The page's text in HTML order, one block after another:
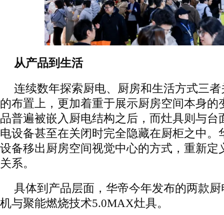
从产品到生活
连续数年探索厨电、厨房和生活方式三
的布置上，更加着重于展示厨房空间本身的
品普遍被嵌入厨电结构之后，而灶具则与台
电设备甚至在关闭时完全隐藏在厨柜之中。
设备移出厨房空间视觉中心的方式，重新定
关系。
具体到产品层面，华帝今年发布的两款
机与聚能燃烧技术5.0MAX灶具。